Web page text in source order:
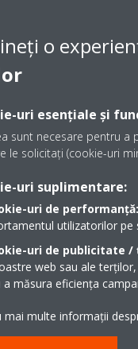
checklist Multi
o
uri esențiale și
sunt necesare pentru a
le solicitați (cookie-uri
uri suplimentare:
uri de performanță:
utilizatorilor
uri de publicitate /
web sau ale
a măsura eficiența
mai multe informații